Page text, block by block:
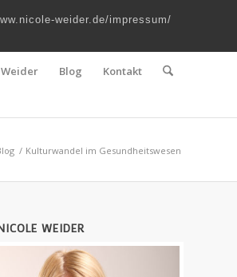
weider.de/impressum/
06 60 36 | E-Mail :
Blog Kontakt
/ Kulturwandel im Gesundheitswesen
WEIDER